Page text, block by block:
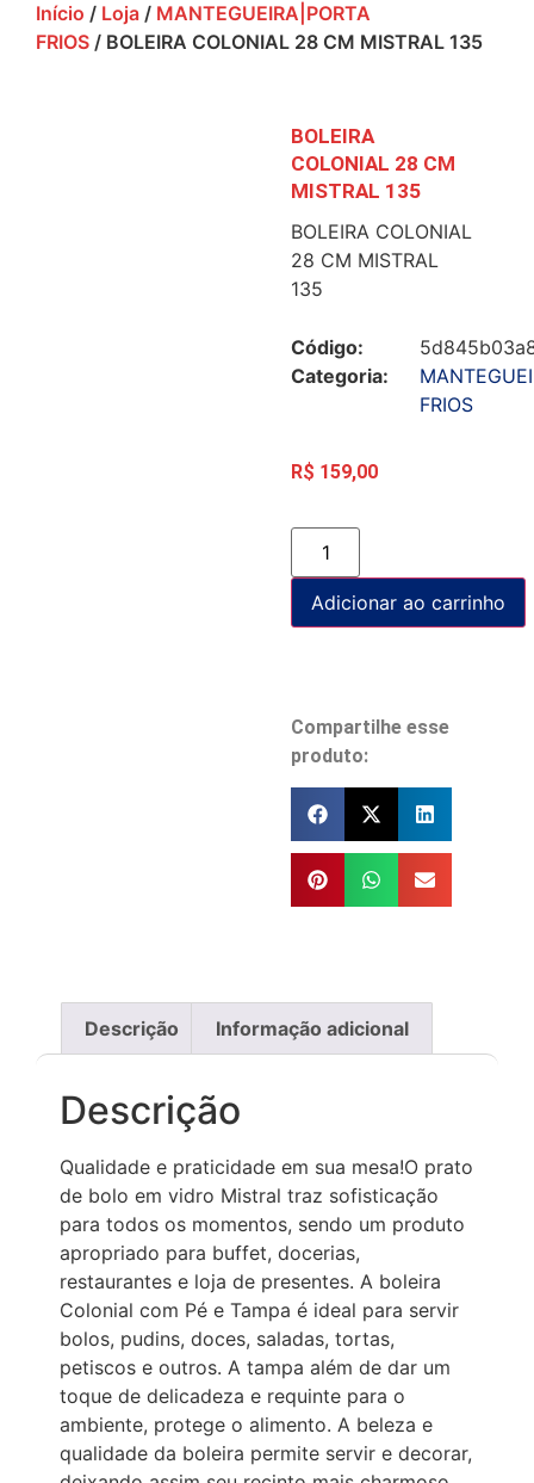
Início / Loja / MANTEGUEIRA|PORTA
FRIOS / BOLEIRA COLONIAL 28 CM MISTRAL 135
BOLEIRA
COLONIAL 28 CM
MISTRAL 135
BOLEIRA COLONIAL
28 CM MISTRAL
135
Código:
Categoria:
FRIOS
R$ 159,00
Adicionar ao carrinho
Compartilhe esse
produto:
Descrição Informação adicional
Descrição
Qualidade e praticidade em sua mesa!O prato
de bolo em vidro Mistral traz sofisticação
para todos os momentos, sendo um produto
apropriado para buffet, docerias,
restaurantes e loja de presentes. A boleira
Colonial com Pé e Tampa é ideal para servir
bolos, pudins, doces, saladas, tortas,
petiscos e outros. A tampa além de dar um
toque de delicadeza e requinte para o
ambiente, protege o alimento. A beleza e
qualidade da boleira permite servir e decorar,